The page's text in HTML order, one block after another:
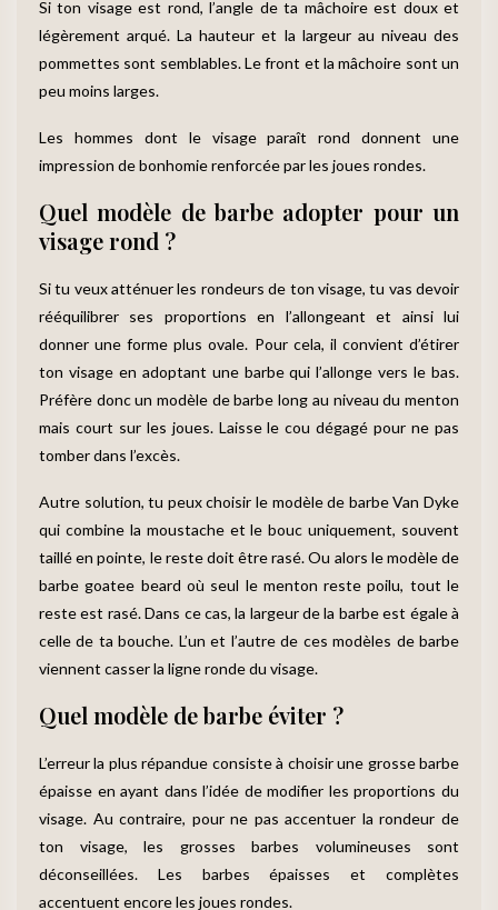
Si ton visage est rond, l’angle de ta mâchoire est doux et
légèrement arqué. La hauteur et la largeur au niveau des
pommettes sont semblables. Le front et la mâchoire sont un
peu moins larges.
Les hommes dont le visage paraît rond donnent une
impression de bonhomie renforcée par les joues rondes.
Quel modèle de barbe adopter pour un
visage rond ?
Si tu veux atténuer les rondeurs de ton visage, tu vas devoir
rééquilibrer ses proportions en l’allongeant et ainsi lui
donner une forme plus ovale. Pour cela, il convient d’étirer
ton visage en adoptant une barbe qui l’allonge vers le bas.
Préfère donc un modèle de barbe long au niveau du menton
mais court sur les joues. Laisse le cou dégagé pour ne pas
tomber dans l’excès.
Autre solution, tu peux choisir le modèle de barbe Van Dyke
qui combine la moustache et le bouc uniquement, souvent
taillé en pointe, le reste doit être rasé. Ou alors le modèle de
barbe goatee beard où seul le menton reste poilu, tout le
reste est rasé. Dans ce cas, la largeur de la barbe est égale à
celle de ta bouche. L’un et l’autre de ces modèles de barbe
viennent casser la ligne ronde du visage.
Quel modèle de barbe éviter ?
L’erreur la plus répandue consiste à choisir une grosse barbe
épaisse en ayant dans l’idée de modifier les proportions du
visage. Au contraire, pour ne pas accentuer la rondeur de
ton visage, les grosses barbes volumineuses sont
déconseillées. Les barbes épaisses et complètes
accentuent encore les joues rondes.